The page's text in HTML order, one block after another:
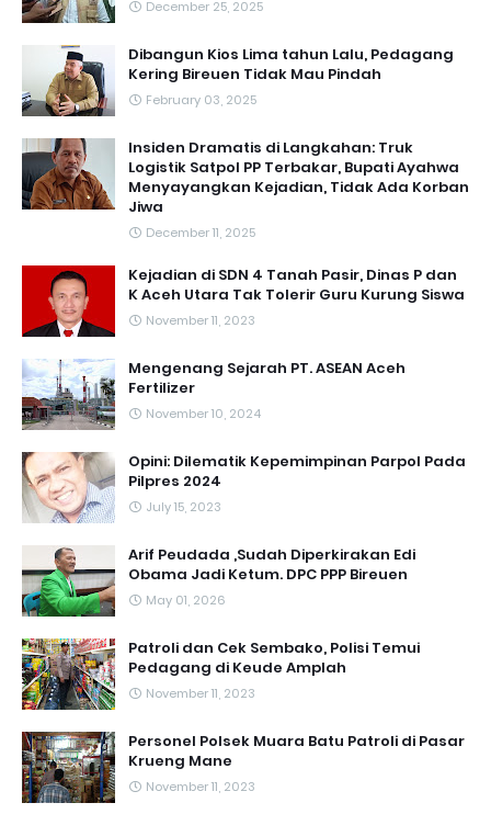
December 25, 2025
Dibangun Kios Lima tahun Lalu, Pedagang
Kering Bireuen Tidak Mau Pindah
February 03, 2025
Insiden Dramatis di Langkahan: Truk
Logistik Satpol PP Terbakar, Bupati Ayahwa
Menyayangkan Kejadian, Tidak Ada Korban
Jiwa
December 11, 2025
Kejadian di SDN 4 Tanah Pasir, Dinas P dan
K Aceh Utara Tak Tolerir Guru Kurung Siswa
November 11, 2023
Mengenang Sejarah PT. ASEAN Aceh
Fertilizer
November 10, 2024
Opini: Dilematik Kepemimpinan Parpol Pada
Pilpres 2024
July 15, 2023
Arif Peudada ,Sudah Diperkirakan Edi
Obama Jadi Ketum. DPC PPP Bireuen
May 01, 2026
Patroli dan Cek Sembako, Polisi Temui
Pedagang di Keude Amplah
November 11, 2023
Personel Polsek Muara Batu Patroli di Pasar
Krueng Mane
November 11, 2023